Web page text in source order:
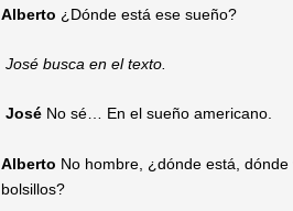
Alberto ¿Dónde está ese sueño?
José busca en el texto.
José No sé… En el sueño americano.
Alberto No hombre, ¿dónde está,
bolsillos?